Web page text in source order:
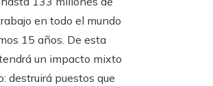
en todo el mundo
15 años. De esta
un impacto mixto
destruirá puestos que